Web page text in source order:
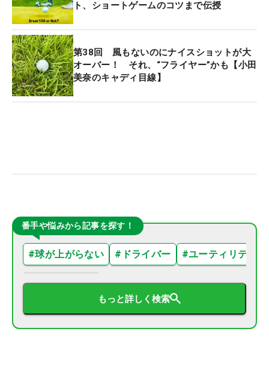
ト、ショートゲームのコツまで伝授
第38回 風もないのにナイスショットが大
オーバー！ それ、“フライヤー”かも【小田
美奈のキャディ目線】
番手や悩みから記事を探す！
#球が上がらない # ドライバー #ユーティリティ
もっと詳しく検索